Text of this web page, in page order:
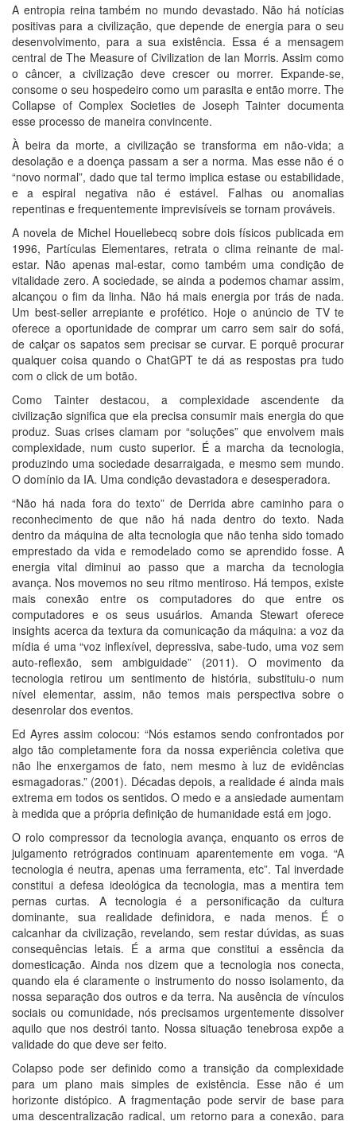
A entropia reina também no mundo devastado. Não há notícias
positivas para a civilização, que depende de energia para o seu
desenvolvimento, para a sua existência. Essa é a mensagem
central de The Measure of Civilization de Ian Morris. Assim como
o câncer, a civilização deve crescer ou morrer. Expande-se,
consome o seu hospedeiro como um parasita e então morre. The
Collapse of Complex Societies de Joseph Tainter documenta
esse processo de maneira convincente.
À beira da morte, a civilização se transforma em não-vida; a
desolação e a doença passam a ser a norma. Mas esse não é o
“novo normal”, dado que tal termo implica estase ou estabilidade,
e a espiral negativa não é estável. Falhas ou anomalias
repentinas e frequentemente imprevisíveis se tornam prováveis.
A novela de Michel Houellebecq sobre dois físicos publicada em
1996, Partículas Elementares, retrata o clima reinante de mal-
estar. Não apenas mal-estar, como também uma condição de
vitalidade zero. A sociedade, se ainda a podemos chamar assim,
alcançou o fim da linha. Não há mais energia por trás de nada.
Um best-seller arrepiante e profético. Hoje o anúncio de TV te
oferece a oportunidade de comprar um carro sem sair do sofá,
de calçar os sapatos sem precisar se curvar. E porquê procurar
qualquer coisa quando o ChatGPT te dá as respostas pra tudo
com o click de um botão.
Como Tainter destacou, a complexidade ascendente da
civilização significa que ela precisa consumir mais energia do que
produz. Suas crises clamam por “soluções” que envolvem mais
complexidade, num custo superior. É a marcha da tecnologia,
produzindo uma sociedade desarraigada, e mesmo sem mundo.
O domínio da IA. Uma condição devastadora e desesperadora.
“Não há nada fora do texto” de Derrida abre caminho para o
reconhecimento de que não há nada dentro do texto. Nada
dentro da máquina de alta tecnologia que não tenha sido tomado
emprestado da vida e remodelado como se aprendido fosse. A
energia vital diminui ao passo que a marcha da tecnologia
avança. Nos movemos no seu ritmo mentiroso. Há tempos, existe
mais conexão entre os computadores do que entre os
computadores e os seus usuários. Amanda Stewart oferece
insights acerca da textura da comunicação da máquina: a voz da
mídia é uma “voz inflexível, depressiva, sabe-tudo, uma voz sem
auto-reflexão, sem ambiguidade” (2011). O movimento da
tecnologia retirou um sentimento de história, substituiu-o num
nível elementar, assim, não temos mais perspectiva sobre o
desenrolar dos eventos.
Ed Ayres assim colocou: “Nós estamos sendo confrontados por
algo tão completamente fora da nossa experiência coletiva que
não lhe enxergamos de fato, nem mesmo à luz de evidências
esmagadoras.” (2001). Décadas depois, a realidade é ainda mais
extrema em todos os sentidos. O medo e a ansiedade aumentam
à medida que a própria definição de humanidade está em jogo.
O rolo compressor da tecnologia avança, enquanto os erros de
julgamento retrógrados continuam aparentemente em voga. “A
tecnologia é neutra, apenas uma ferramenta, etc”. Tal inverdade
constitui a defesa ideológica da tecnologia, mas a mentira tem
pernas curtas. A tecnologia é a personificação da cultura
dominante, sua realidade definidora, e nada menos. É o
calcanhar da civilização, revelando, sem restar dúvidas, as suas
consequências letais. É a arma que constitui a essência da
domesticação. Ainda nos dizem que a tecnologia nos conecta,
quando ela é claramente o instrumento do nosso isolamento, da
nossa separação dos outros e da terra. Na ausência de vínculos
sociais ou comunidade, nós precisamos urgentemente dissolver
aquilo que nos destrói tanto. Nossa situação tenebrosa expõe a
validade do que deve ser feito.
Colapso pode ser definido como a transição da complexidade
para um plano mais simples de existência. Esse não é um
horizonte distópico. A fragmentação pode servir de base para
uma descentralização radical, um retorno para a conexão, para